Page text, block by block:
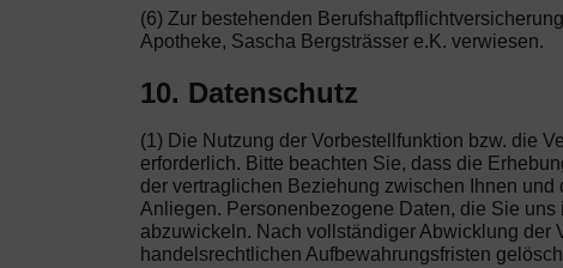
(6) Zur bestehenden
Apotheke, Sascha Bergsträsser e.K. verwiesen.
10. Datenschutz
(1) Die Nutzung der Vorbestellfunktion bzw. die
erforderlich. Bitte beachten Sie, dass die
der vertraglichen Beziehung zwischen Ihnen
Anliegen. Personenbezogene Daten, die Sie
abzuwickeln. Nach vollständiger Abwicklung der
handelsrechtlichen Aufbewahrungsfristen